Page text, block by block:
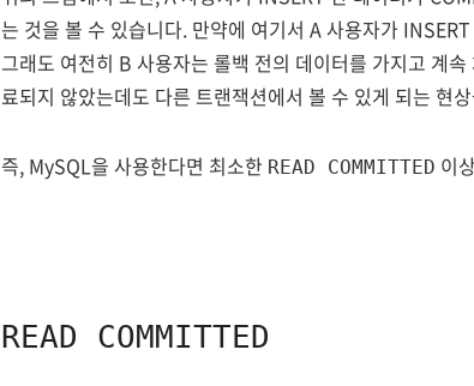
는 것을 볼 수 있습니다. 만약에 여기서 A 사용자가
그래도 여전히 B 사용자는 롤백 전의 데이터를 가지고 계
료되지 않았는데도 다른 트랜잭션에서 볼 수 있게 되는 현
즉, MySQL을 사용한다면 최소한 READ COMMITTED 이
READ COMMITTED